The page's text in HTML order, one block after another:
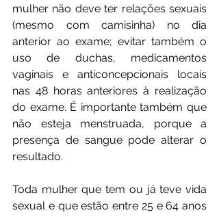
mulher não deve ter relações sexuais
(mesmo com camisinha) no dia
anterior ao exame; evitar também o
uso de duchas, medicamentos
vaginais e anticoncepcionais locais
nas 48 horas anteriores à realização
do exame. É importante também que
não esteja menstruada, porque a
presença de sangue pode alterar o
resultado.
Toda mulher que tem ou já teve vida
sexual e que estão entre 25 e 64 anos